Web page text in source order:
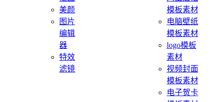
美颜
图片
编辑
器
特效
滤镜
模板素材
电脑壁纸
模板素材
logo模板
素材
视频封面
模板素材
电子贺卡